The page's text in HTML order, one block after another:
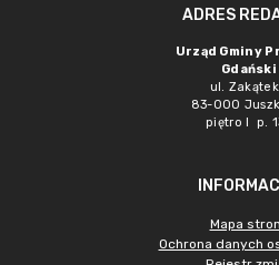
ADRES
Urząd Gminy
Gdański
ul. Zakątek
83-000
piętro I p.
Mapa
Ochrona danych